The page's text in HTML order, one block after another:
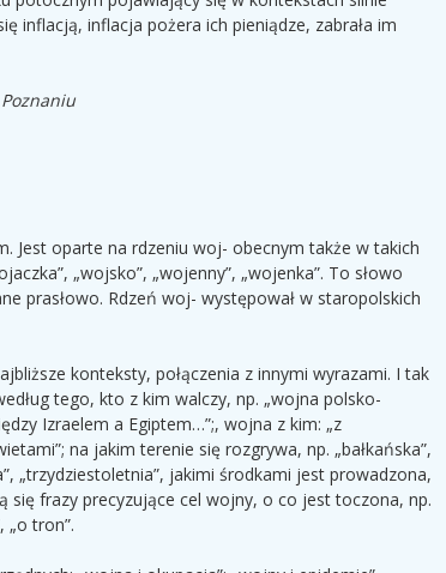
inflacją, inflacja pożera ich pieniądze, zabrała im
Jest oparte na rdzeniu woj- obecnym także w takich
„wojsko”, „wojenny”, „wojenka”. To słowo
prasłowo. Rdzeń woj- występował w staropolskich
konteksty, połączenia z innymi wyrazami. I tak
tego, kto z kim walczy, np. „wojna polsko-
Izraelem a Egiptem…”;, wojna z kim: „z
na jakim terenie się rozgrywa, np. „bałkańska”,
„trzydziestoletnia”, jakimi środkami jest prowadzona,
się frazy precyzujące cel wojny, o co jest toczona, np.
„o tron”.